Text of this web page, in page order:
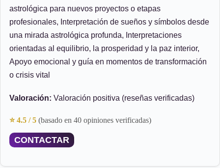
astrológica para nuevos proyectos o etapas
profesionales, Interpretación de sueños y símbolos desde
una mirada astrológica profunda, Interpretaciones
orientadas al equilibrio, la prosperidad y la paz interior,
Apoyo emocional y guía en momentos de transformación
o crisis vital
Valoración: Valoración positiva (reseñas verificadas)
⭐ 4.5 / 5 (basado en 40 opiniones verificadas)
CONTACTAR